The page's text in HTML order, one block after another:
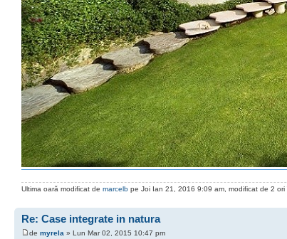
Ultima oară modificat de marcelb pe Joi Ian 21, 2016 9:09 am, modificat de 2 ori
Re: Case integrate in natura
de myrela » Lun Mar 02, 2015 10:47 pm